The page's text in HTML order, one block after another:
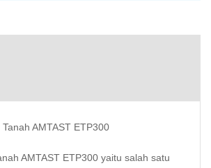
AMTAST ETP300 yaitu salah satu